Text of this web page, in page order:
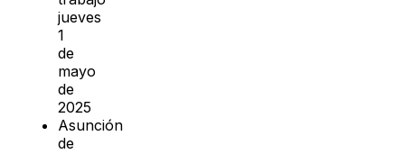
jueves
1
de
mayo
de
2025
Asunción
de